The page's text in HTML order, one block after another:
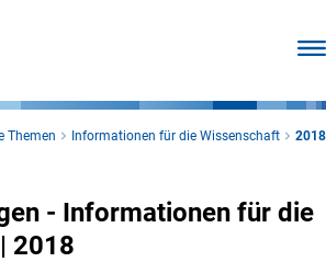
Themen Informationen für die Wissenschaft 2018
- Informationen für die
2018